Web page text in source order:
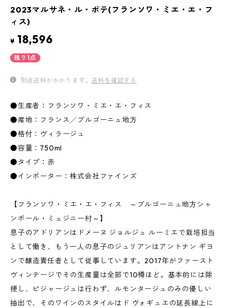
2023マルサネ・ル・ポテ(フランソワ・ミエ・エ・フ
ィス)
¥ 18,596
残り1点
別途送料がかかります。送料を確認する
●生産者：フランソワ・ミエ・エ・フィス
●産地：フランス╱ブルゴーニュ地方
●格付：ヴィラージュ
●容量：750ml
●タイプ：赤
●インポーター：株式会社ファインズ
【フランソワ・ミエ・エ・フィス ～ブルゴーニュ地方シャ
ンボール・ミュジニー村～】
息子のアドリアンはドメーヌ ジョルジュ ルーミエで栽培担当
として働き、もう一人の息子のジュリアンはアントナン ギヨ
ンで醸造責任者として従事しています。2017年がファースト
ヴィンテージでその生産量は全部で10樽ほど。基本的には除
梗し、ピジャージュは行わず、ルモンタージュのみの優しい
抽出で、そのワインのスタイルはド ヴォギュエの延長線上に